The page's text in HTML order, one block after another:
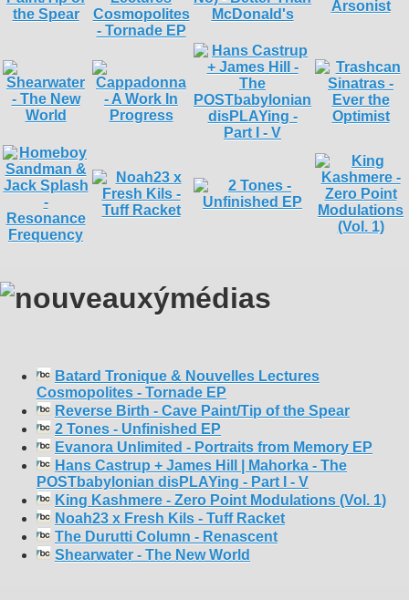
Batard Tronique & Nouvelles Lectures
Cosmopolites - Tornade EP
Reverse Birth - Cave Paint/Tip of the Spear
2 Tones - Unfinished EP
Evanora Unlimited - Portraits from Memory EP
Hans Castrup + James Hill | Mahorka - The
POSTbabylonian disPLAYing - Part I - V
King Kashmere - Zero Point Modulations (Vol. 1)
Noah23 x Fresh Kils - Tuff Racket
The Durutti Column - Renascent
Shearwater - The New World